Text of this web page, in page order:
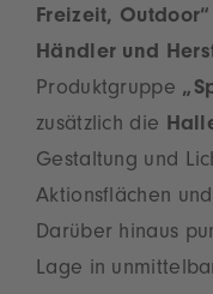
Freizeit, Outdoor“
Händler und
Produktgruppe
zusätzlich die
Gestaltung und
Aktionsflächen
Darüber hinaus
Lage in